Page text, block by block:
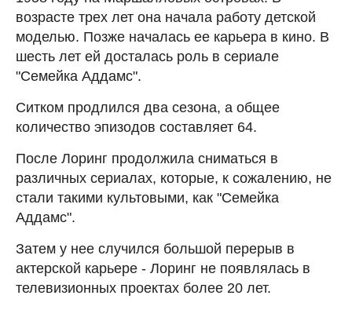
возрасте трех лет она начала работу детской
моделью. Позже началась ее карьера в кино. В
шесть лет ей досталась роль в сериале
"Семейка Аддамс".
Ситком продлился два сезона, а общее
количество эпизодов составляет 64.
После Лоринг продолжила сниматься в
различных сериалах, которые, к сожалению, не
стали такими культовыми, как "Семейка
Аддамс".
Затем у нее случился большой перерыв в
актерской карьере - Лоринг не появлялась в
телевизионных проектах более 20 лет.